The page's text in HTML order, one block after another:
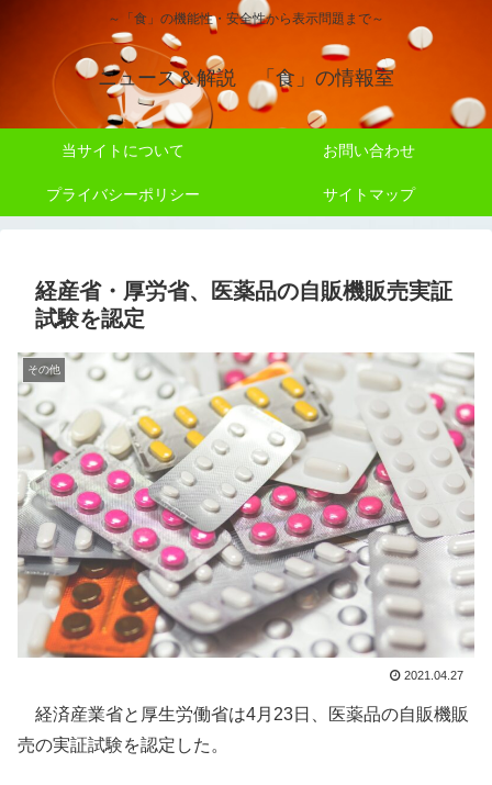
～「食」の機能性・安全性から表示問題まで～
ニュース＆解説 「食」の情報室
当サイトについて お問い合わせ
プライバシーポリシー サイトマップ
経産省・厚労省、医薬品の自販機販売実証
試験を認定
その他
2021.04.27
経済産業省と厚生労働省は4月23日、医薬品の自販機販
売の実証試験を認定した。